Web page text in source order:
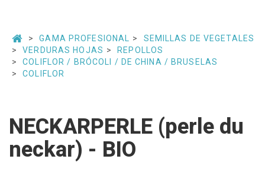
GAMA PROFESIONAL
SEMILLAS DE VEGETALES
VERDURAS HOJAS
REPOLLOS
COLIFLOR / BRÓCOLI / DE CHINA / BRUSELAS
COLIFLOR
NECKARPERLE (perle du
neckar) - BIO